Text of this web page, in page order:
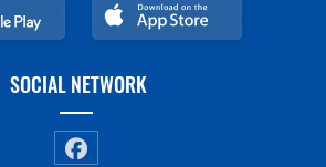
SOCIAL NETWORK